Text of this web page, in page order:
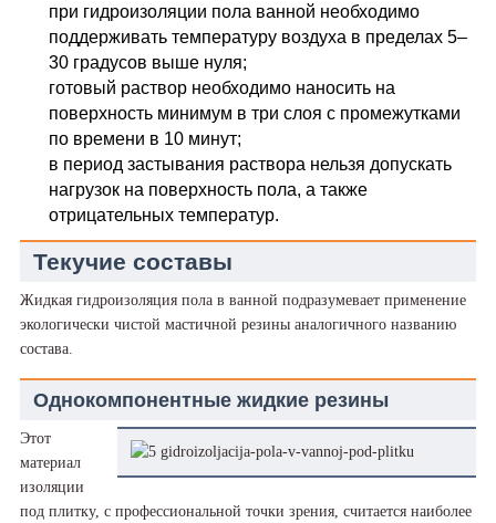
при гидроизоляции пола ванной необходимо
поддерживать температуру воздуха в пределах 5–
30 градусов выше нуля;
готовый раствор необходимо наносить на
поверхность минимум в три слоя с промежутками
по времени в 10 минут;
в период застывания раствора нельзя допускать
нагрузок на поверхность пола, а также
отрицательных температур.
Текучие составы
Жидкая гидроизоляция пола в ванной подразумевает применение
экологически чистой мастичной резины аналогичного названию
состава.
Однокомпонентные жидкие резины
Этот
материал
изоляции
под плитку, с профессиональной точки зрения, считается наиболее